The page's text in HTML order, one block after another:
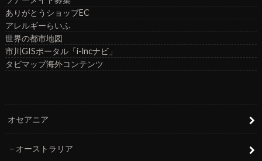
ありがとうショップEC
アレルギーらいふ
世界の都市地図
市川GISポータル「i-lncナビ」
タビマップ海外コンテンツ
オセアニア
オーストラリア